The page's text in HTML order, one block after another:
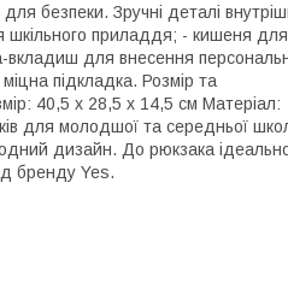
безпеки. Зручні деталі
шкільного приладдя; - кишеня для
вкладиш для внесення
підкладка. Розмір та
40,5 х 28,5 х 14,5 см Матеріал:
для молодшої та середньої
дизайн. До рюкзака
бренду Yes.